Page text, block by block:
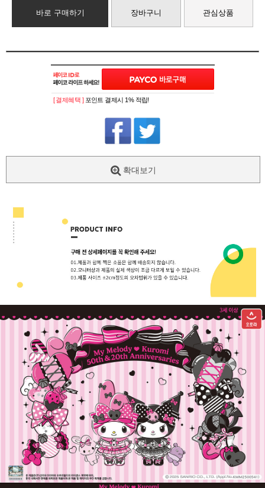
바로 구매하기 장바구니 관심상품
페이코 ID로
PAYCO 바로
[ 결제혜택 ] 포인트 결제시 1% 적립!
확대보기